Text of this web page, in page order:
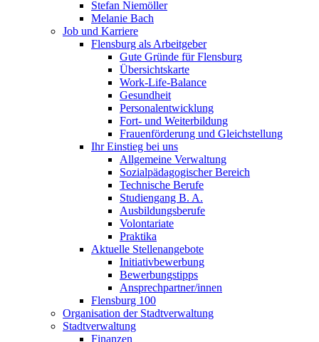
Stefan Niemöller
Melanie Bach
Job und Karriere
Flensburg als Arbeitgeber
Gute Gründe für Flensburg
Übersichtskarte
Work-Life-Balance
Gesundheit
Personalentwicklung
Fort- und Weiterbildung
Frauenförderung und Gleichstellung
Ihr Einstieg bei uns
Allgemeine Verwaltung
Sozialpädagogischer Bereich
Technische Berufe
Studiengang B. A.
Ausbildungsberufe
Volontariate
Praktika
Aktuelle Stellenangebote
Initiativbewerbung
Bewerbungstipps
Ansprechpartner/innen
Flensburg 100
Organisation der Stadtverwaltung
Stadtverwaltung
Finanzen